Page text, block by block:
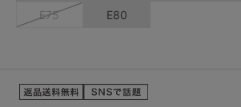
サイズの表示を閉じる
ランキング
E75
E80